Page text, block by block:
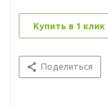
Купить в 1 клик
Поделиться